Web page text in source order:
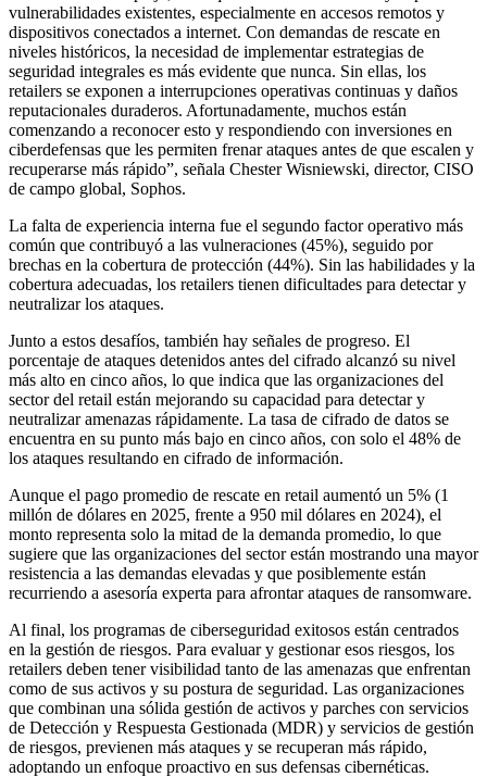
vulnerabilidades existentes, especialmente en accesos remotos y
dispositivos conectados a internet. Con demandas de rescate en
niveles históricos, la necesidad de implementar estrategias de
seguridad integrales es más evidente que nunca. Sin ellas, los
retailers se exponen a interrupciones operativas continuas y daños
reputacionales duraderos. Afortunadamente, muchos están
comenzando a reconocer esto y respondiendo con inversiones en
ciberdefensas que les permiten frenar ataques antes de que escalen y
recuperarse más rápido”, señala Chester Wisniewski, director, CISO
de campo global, Sophos.
La falta de experiencia interna fue el segundo factor operativo más
común que contribuyó a las vulneraciones (45%), seguido por
brechas en la cobertura de protección (44%). Sin las habilidades y la
cobertura adecuadas, los retailers tienen dificultades para detectar y
neutralizar los ataques.
Junto a estos desafíos, también hay señales de progreso. El
porcentaje de ataques detenidos antes del cifrado alcanzó su nivel
más alto en cinco años, lo que indica que las organizaciones del
sector del retail están mejorando su capacidad para detectar y
neutralizar amenazas rápidamente. La tasa de cifrado de datos se
encuentra en su punto más bajo en cinco años, con solo el 48% de
los ataques resultando en cifrado de información.
Aunque el pago promedio de rescate en retail aumentó un 5% (1
millón de dólares en 2025, frente a 950 mil dólares en 2024), el
monto representa solo la mitad de la demanda promedio, lo que
sugiere que las organizaciones del sector están mostrando una mayor
resistencia a las demandas elevadas y que posiblemente están
recurriendo a asesoría experta para afrontar ataques de ransomware.
Al final, los programas de ciberseguridad exitosos están centrados
en la gestión de riesgos. Para evaluar y gestionar esos riesgos, los
retailers deben tener visibilidad tanto de las amenazas que enfrentan
como de sus activos y su postura de seguridad. Las organizaciones
que combinan una sólida gestión de activos y parches con servicios
de Detección y Respuesta Gestionada (MDR) y servicios de gestión
de riesgos, previenen más ataques y se recuperan más rápido,
adoptando un enfoque proactivo en sus defensas cibernéticas.